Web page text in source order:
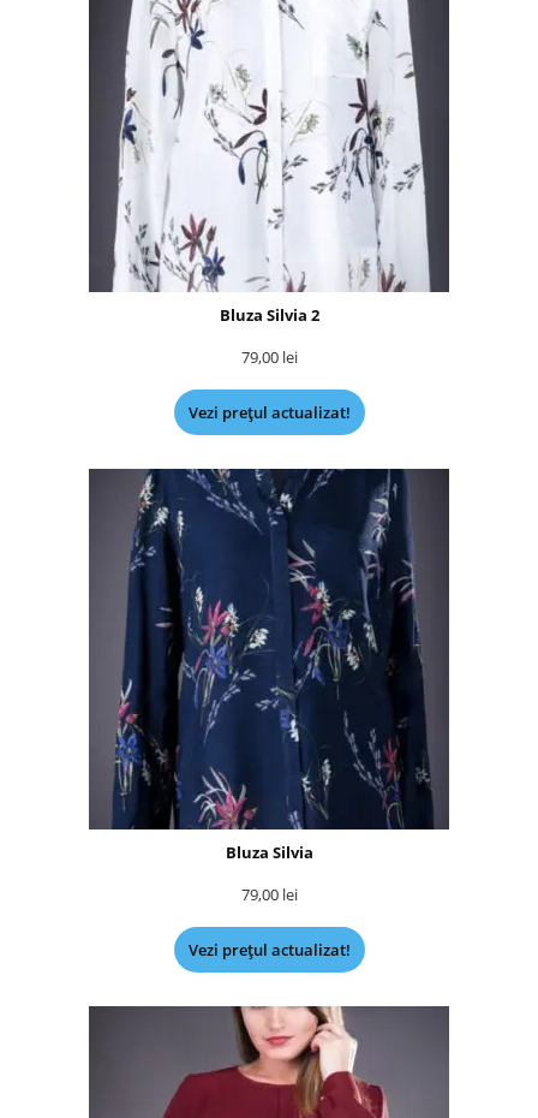
Bluza Silvia 2
79,00 lei
Vezi prețul actualizat!
Bluza Silvia
79,00 lei
Vezi prețul actualizat!